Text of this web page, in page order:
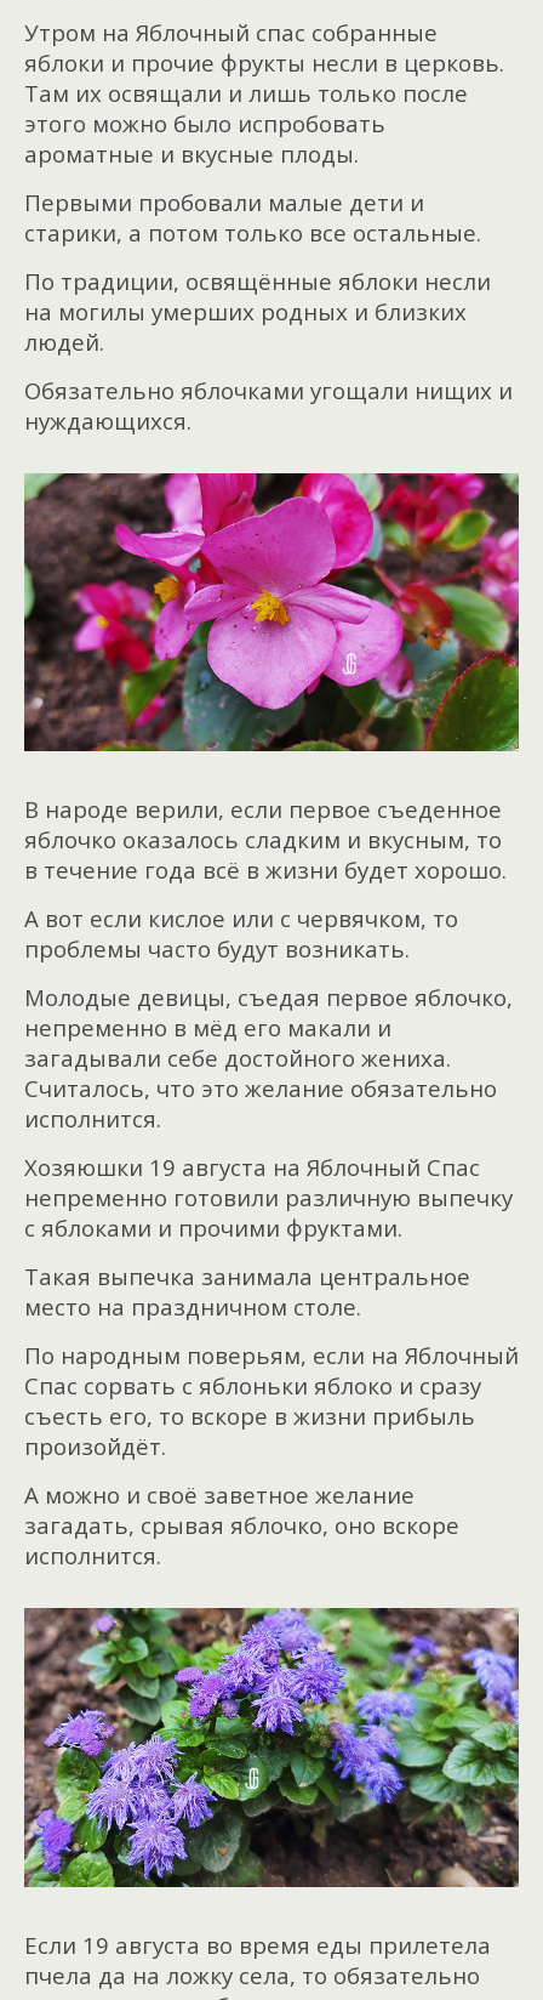
Утром на Яблочный спас собранные
яблоки и прочие фрукты несли в церковь.
Там их освящали и лишь только после
этого можно было испробовать
ароматные и вкусные плоды.
Первыми пробовали малые дети и
старики, а потом только все остальные.
По традиции, освящённые яблоки несли
на могилы умерших родных и близких
людей.
Обязательно яблочками угощали нищих и
нуждающихся.
В народе верили, если первое съеденное
яблочко оказалось сладким и вкусным, то
в течение года всё в жизни будет хорошо.
А вот если кислое или с червячком, то
проблемы часто будут возникать.
Молодые девицы, съедая первое яблочко,
непременно в мёд его макали и
загадывали себе достойного жениха.
Считалось, что это желание обязательно
исполнится.
Хозяюшки 19 августа на Яблочный Спас
непременно готовили различную выпечку
с яблоками и прочими фруктами.
Такая выпечка занимала центральное
место на праздничном столе.
По народным поверьям, если на Яблочный
Спас сорвать с яблоньки яблоко и сразу
съесть его, то вскоре в жизни прибыль
произойдёт.
А можно и своё заветное желание
загадать, срывая яблочко, оно вскоре
исполнится.
Если 19 августа во время еды прилетела
пчела да на ложку села, то обязательно